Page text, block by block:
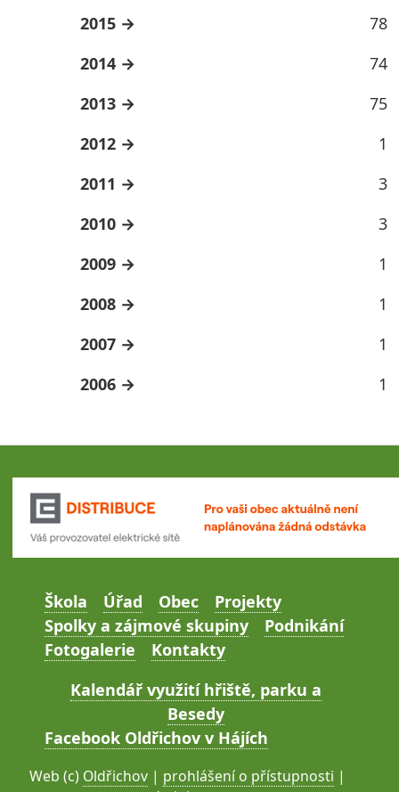
2015
78
2014
74
2013
75
2012
1
2011
3
2010
3
2009
1
2008
1
2007
1
2006
1
Škola Úřad Obec
Projekty
Spolky a zájmové skupiny
Podnikání
Fotogalerie
Kontakty
Kalendář využití hřiště, parku a
Besedy
Facebook Oldřichov v Hájích
Web (c) Oldřichov | prohlášení o přístupnosti |